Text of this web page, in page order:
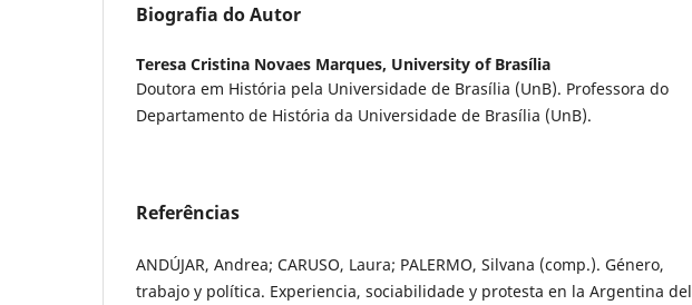
Biografia do Autor
Teresa Cristina Novaes Marques, University of Brasília
Doutora em História pela Universidade de Brasília (UnB). Professora do
Departamento de História da Universidade de Brasília (UnB).
Referências
ANDÚJAR, Andrea; CARUSO, Laura; PALERMO, Silvana (comp.). Género,
trabajo y política. Experiencia, sociabilidade y protesta en la Argentina del